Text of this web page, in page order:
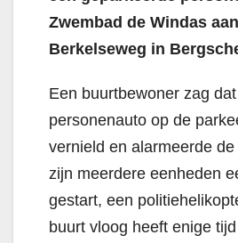
Zwembad de Windas
Berkelseweg in
Een buurtbewoner zag
personenauto op de
vernield en alarmeerde
zijn meerdere eenheden
gestart, een
buurt vloog heeft enige